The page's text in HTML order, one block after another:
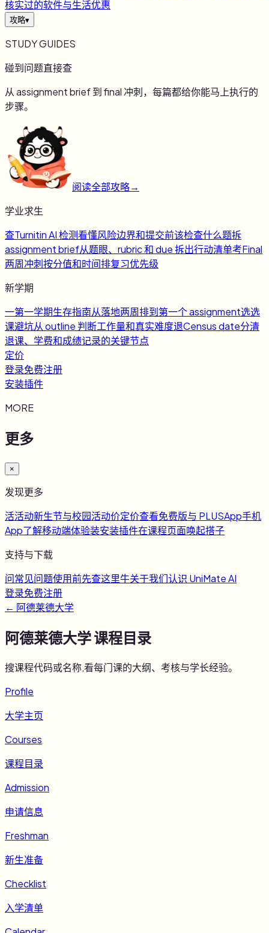
核实过的软件与生活优惠
攻略▾
STUDY GUIDES
碰到问题直接查
从 assignment brief 到 final 冲刺，每篇都给你能马上执行的
步骤。
阅读全部攻略→
学业求生
查Turnitin AI 检测看懂风险边界和提交前该检查什么题拆
assignment brief从题眼、rubric 和 due 拆出行动清单考Final
两周冲刺按分值和时间排复习优先级
新学期
一第一学期生存指南从落地两周排到第一个 assignment选选
课避坑从 outline 判断工作量和真实难度退Census date分清
退课、学费和成绩记录的关键节点
定价
登录免费注册
安装插件
MORE
更多
×
发现更多
活活动新生节与校园活动价定价查看免费版与 PLUSApp手机
App了解移动端体验装安装插件在课程页面唤起搭子
支持与下载
问常见问题使用前先查这里牛关于我们认识 UniMate AI
登录免费注册
← 阿德莱德大学
阿德莱德大学课程目录
搜课程代码或名称,看每门课的大纲、考核与学长经验。
Profile
大学主页
Courses
课程目录
Admission
申请信息
Freshman
新生准备
Checklist
入学清单